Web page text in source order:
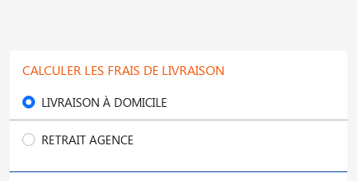
CALCULER LES FRAIS DE LIVRAISON
LIVRAISON À DOMICILE
RETRAIT AGENCE